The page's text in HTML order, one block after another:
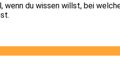
wenn du wissen willst, bei